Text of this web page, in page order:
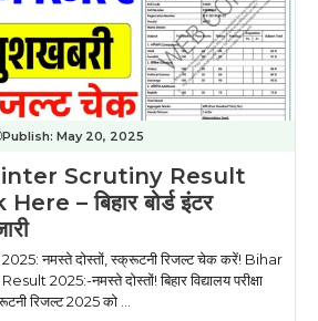
Publish: May 20, 2025
Scrutiny Result
– बिहार बोर्ड इंटर
नमस्ते दोस्तों, स्क्रूटनी रिजल्ट चेक करें! Bihar
2025:-नमस्ते दोस्तों! बिहार विद्यालय परीक्षा
रिजल्ट 2025 को ...